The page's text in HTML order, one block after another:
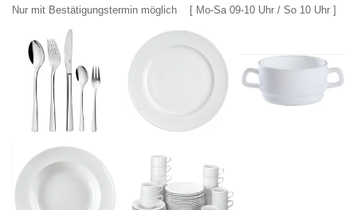
Nur mit Bestätigungstermin möglich [ Mo-Sa 09-10 Uhr / So 10 Uhr ]